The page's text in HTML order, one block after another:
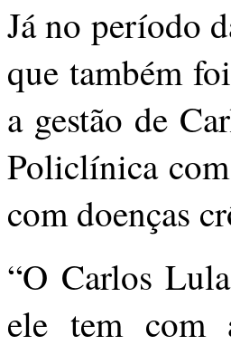
Já no período
que também
a gestão de
Policlínica
com doenças
“O Carlos
ele tem com